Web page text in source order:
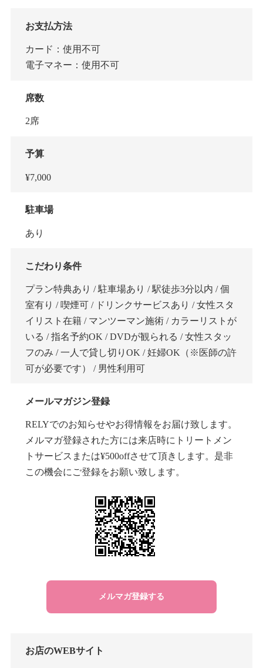
お支払方法
カード：使用不可
電子マネー：使用不可
席数
2席
予算
¥7,000
駐車場
あり
こだわり条件
プラン特典あり / 駐車場あり / 駅徒歩3分以内 / 個
室有り / 喫煙可 / ドリンクサービスあり / 女性スタ
イリスト在籍 / マンツーマン施術 / カラーリストが
いる / 指名予約OK / DVDが観られる / 女性スタッ
フのみ / 一人で貸し切りOK / 妊婦OK（※医師の許
可が必要です） / 男性利用可
メールマガジン登録
RELYでのお知らせやお得情報をお届け致します。
メルマガ登録された方には来店時にトリートメン
トサービスまたは¥500offさせて頂きします。是非
この機会にご登録をお願い致します。
メルマガ登録する
お店のWEBサイト